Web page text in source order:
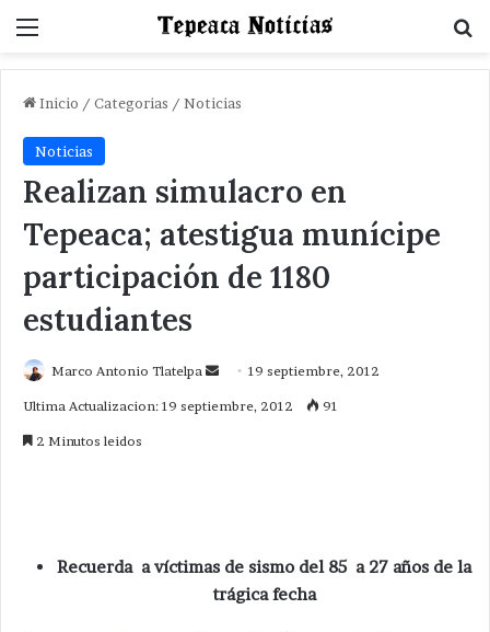
Menu
Inicio / Categorias / Noticias
Noticias
Realizan simulacro en
Tepeaca; atestigua munícipe
participación de 1180
estudiantes
Marco Antonio Tlatelpa
Send19 septiembre, 2012
Ultima Actualizacion: 19 septiembre, 2012 91
2 Minutos leidos
Recuerda a víctimas de sismo del 85 a 27 años de la
trágica fecha